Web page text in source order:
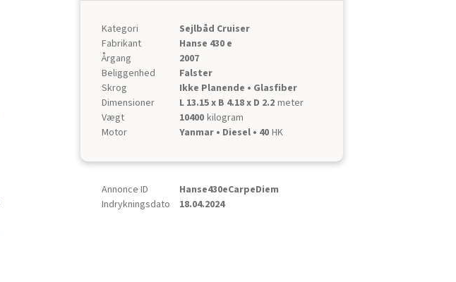
Kategori
Sejlbåd Cruiser
Fabrikant
Hanse 430 e
Årgang
2007
Beliggenhed
Falster
Skrog
Ikke Planende • Glasfiber
Dimensioner
L 13.15 x B 4.18 x D 2.2 meter
Vægt
10400 kilogram
Motor
Yanmar • Diesel • 40 HK
Annonce ID
Hanse430eCarpeDiem
Indrykningsdato
18.04.2024